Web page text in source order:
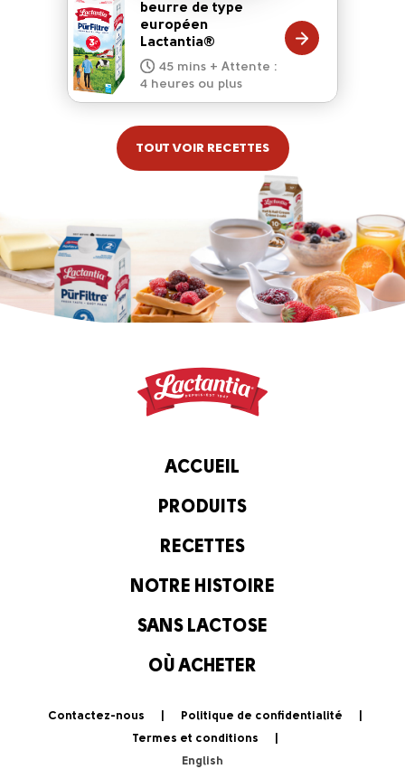
beurre de type
européen
Lactantia®
45 mins + Attente :
4 heures ou plus
10 mins
20 mins
15 mins
5 mins
10 mins
TOUT VOIR RECETTES
ACCUEIL
PRODUITS
RECETTES
NOTRE HISTOIRE
SANS LACTOSE
OÙ ACHETER
Contactez-nous
Politique de confidentialité
Termes et conditions